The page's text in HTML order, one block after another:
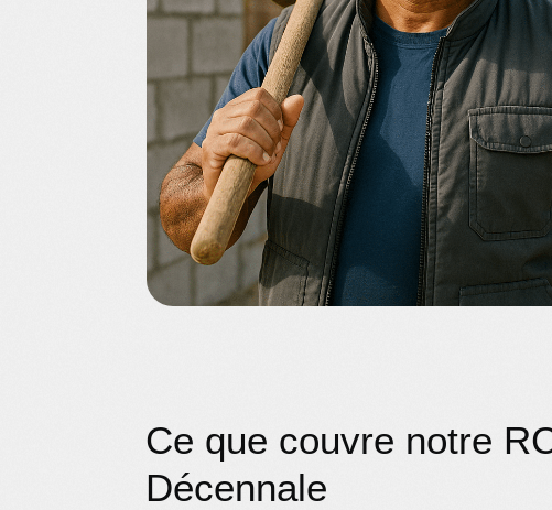
Ce que couvre notre
Décennale